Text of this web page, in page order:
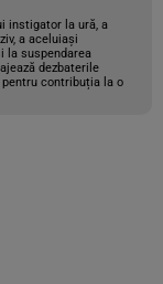
instigator la ură, a
a aceluiași
la suspendarea
dezbaterile
contribuția la o